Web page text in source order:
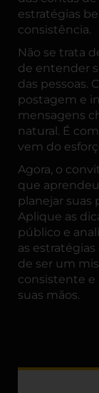
estratégias
consistência.
Não se trata
de entender
das pessoas.
postagem e
mensagens
natural. É
vem do
Agora, o
que
planejar suas
Aplique as
público e
as
de ser um
consistente e
suas mãos.